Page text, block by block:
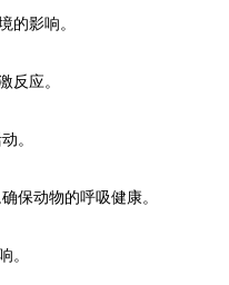
的影响。
反应。
。
保动物的呼吸健康。
。